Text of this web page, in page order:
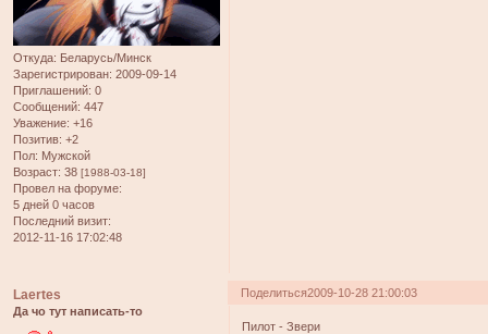
Откуда: Беларусь/Минск
Зарегистрирован: 2009-09-14
Приглашений: 0
Сообщений: 447
Уважение: +16
Позитив: +2
Пол: Мужской
Возраст: 38 [1988-03-18]
Провел на форуме:
5 дней 0 часов
Последний визит:
2012-11-16 17:02:48
Поделиться2009-10-28 21:00:03
Laertes
Да чо тут написать-то
Пилот - Звери